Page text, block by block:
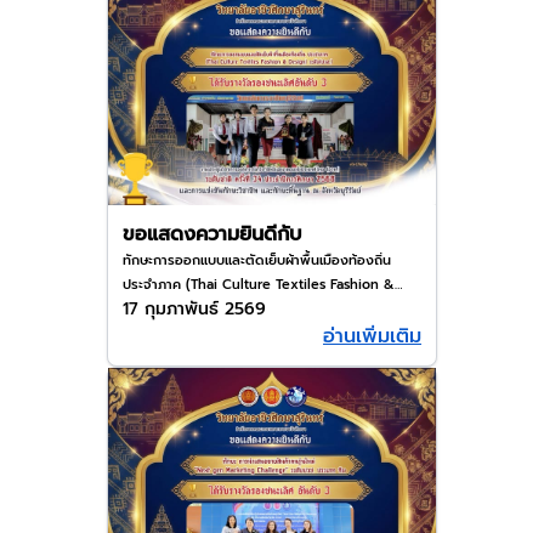
ขอแสดงความยินดีกับ
ทักษะการออกแบบและตัดเย็บผ้าพื้นเมืองท้องถิ่น
ประจำภาค (Thai Culture Textiles Fashion &
Design) (ระดับ ปวส.) ประเภท ทีม 🏆🥇​ได้รับรางวัล
34 ณ จังหวัดบุรีรัมย์
17 กุมภาพันธ์ 2569
อ่านเพิ่มเติม